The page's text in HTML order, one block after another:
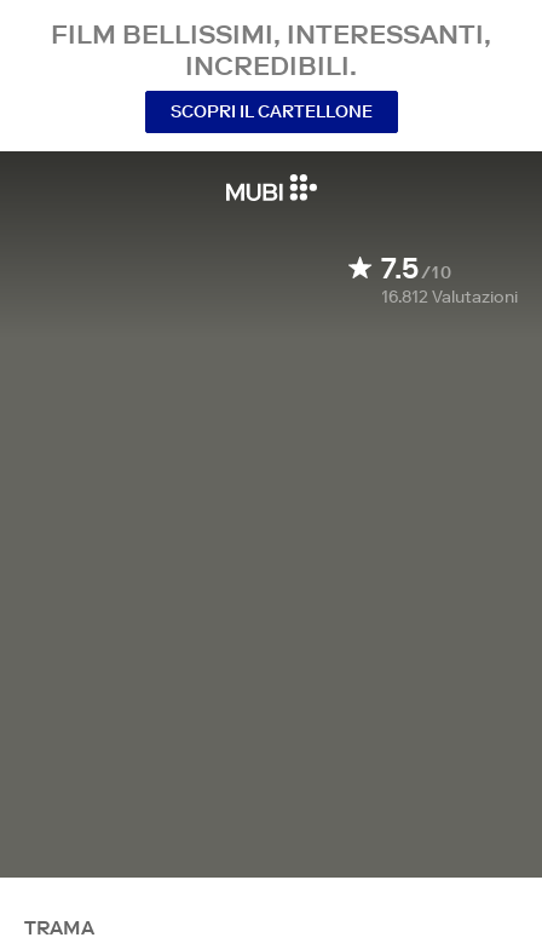
FILM BELLISSIMI, INTERESSANTI,
INCREDIBILI.
SCOPRI IL CARTELLONE
7.5/10
16.812 Valutazioni
TRAMA